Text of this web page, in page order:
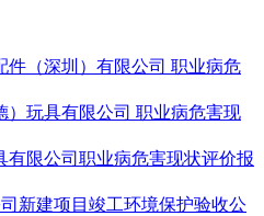
件（深圳）有限公司 职业病危
）玩具有限公司 职业病危害现
有限公司职业病危害现状评价报
新建项目竣工环境保护验收公